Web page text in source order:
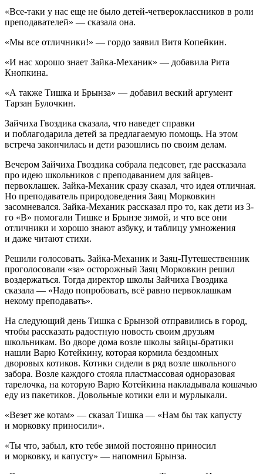
«Все-таки у нас еще не было детей-четвероклассников в роли
преподавателей» — сказала она.
«Мы все отличники!» — гордо заявил Витя Копейкин.
«И нас хорошо знает Зайка-Механик» — добавила Рита
Кнопкина.
«А также Тишка и Брынза» — добавил веский аргумент
Тарзан Булочкин.
Зайчиха Гвоздика сказала, что наведет справки
и поблагодарила детей за предлагаемую помощь. На этом
встреча закончилась и дети разошлись по своим делам.
Вечером Зайчиха Гвоздика собрала педсовет, где рассказала
про идею школьников с преподаванием для зайцев-
первоклашек. Зайка-Механик сразу сказал, что идея отличная.
Но преподаватель природоведения Заяц Морковкин
засомневался. Зайка-Механик рассказал про то, как дети из 3-
го «В» помогали Тишке и Брынзе зимой, и что все они
отличники и хорошо знают азбуку, и таблицу умножения
и даже читают стихи.
Решили голосовать. Зайка-Механик и Заяц-Путешественник
проголосовали «за» осторожный Заяц Морковкин решил
воздержаться. Тогда директор школы Зайчиха Гвоздика
сказала — «Надо попробовать, всё равно первоклашкам
некому преподавать».
На следующий день Тишка с Брынзой отправились в город,
чтобы рассказать радостную новость своим друзьям
школьникам. Во дворе дома возле школы зайцы-братики
нашли Варю Котейкину, которая кормила бездомных
дворовых котиков. Котики сидели в ряд возле школьного
забора. Возле каждого стояла пластмассовая одноразовая
тарелочка, на которую Варю Котейкина накладывала кошачью
еду из пакетиков. Довольные котики ели и мурлыкали.
«Везет же котам» — сказал Тишка — «Нам бы так капусту
и морковку приносили».
«Ты что, забыл, кто тебе зимой постоянно приносил
и морковку, и капусту» — напомнил Брынза.